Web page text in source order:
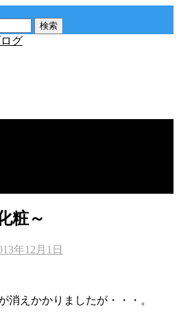
グ
粧～
年12月1日
消えかかりましたが・・・。